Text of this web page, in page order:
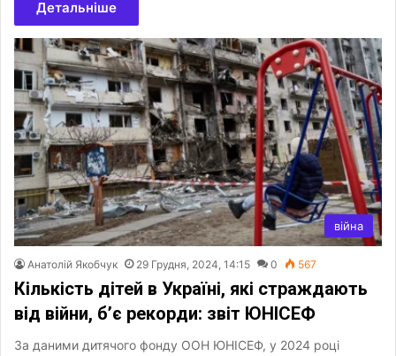
Детальніше
війна
Анатолій Якобчук 29 Грудня, 2024, 14:15 0 567
Кількість дітей в Україні, які страждають
від війни, б’є рекорди: звіт ЮНІСЕФ
За даними дитячого фонду ООН ЮНІСЕФ, у 2024 році